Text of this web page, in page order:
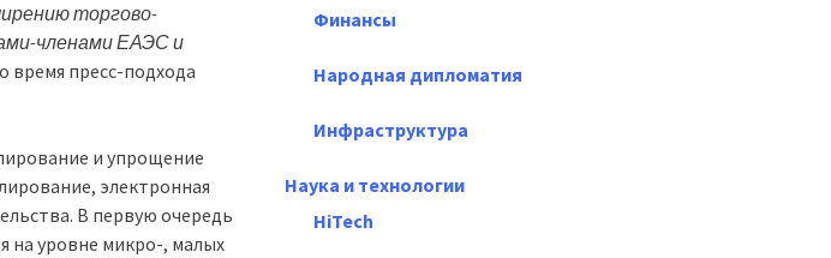
торгово-
членами ЕАЭС и
время пресс-подхода
и упрощение
электронная
В первую очередь
на уровне микро-, малых
Финансы
Народная дипломатия
Инфраструктура
Наука и технологии
HiTech